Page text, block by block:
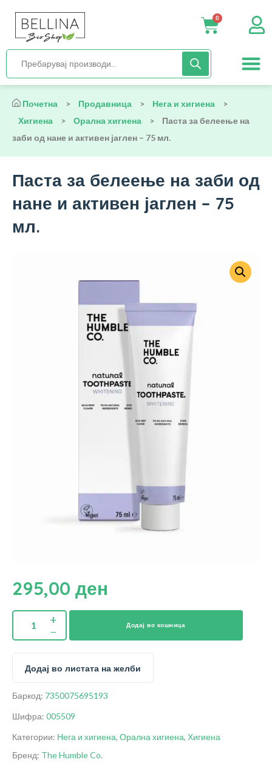
0
Почетна > Продавница > Нега и хигиена
>
Хигиена
> Орална хигиена >
Паста за белеење на
заби од нане и активен јаглен – 75 мл.
Паста за белеење на заби од
нане и активен јаглен – 75
мл.
295,00 ден
Додај во кошница
Додај во листата на желби
Баркод: 7350075695193
Шифра: 005509
Категории: Нега и хигиена, Орална хигиена, Хигиена
Бренд: The Humble Co.